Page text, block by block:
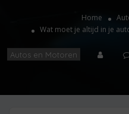
Home
Wat moet je altijd in je
Autos en Motoren